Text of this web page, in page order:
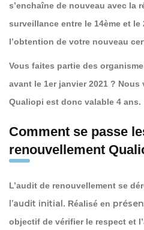
s’enchaîne de nouveau avec la
surveillance entre le 14ème et le
l’obtention de votre nouveau
Vous faites partie des
avant le 1er janvier 2021 ?
Qualiopi est donc valable 4 ans.
Comment se passe
renouvellement
L’audit de renouvellement se
l’audit initial. Réalisé en
objectif de vérifier le respect et